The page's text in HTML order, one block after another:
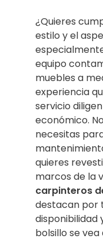
¿Quieres
estilo y el
equipo
muebles a
experiencia
servicio
económico.
necesitas
quieres
marcos de la
carpinteros
destacan por
disponibilidad
bolsillo se